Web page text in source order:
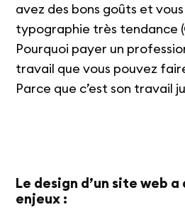
avez des bons goûts et
typographie très tendance
Pourquoi payer un
travail que vous pouvez
Parce que c’est son travail
Le design d’un site web
enjeux :